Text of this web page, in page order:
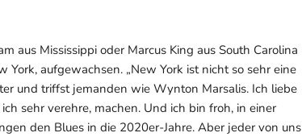
aus Mississippi oder Marcus King aus South Carolina
York, aufgewachsen. „New York ist nicht so sehr eine
und triffst jemanden wie Wynton Marsalis. Ich liebe
sehr verehre, machen. Und ich bin froh, in einer
den Blues in die 2020er-Jahre. Aber jeder von uns